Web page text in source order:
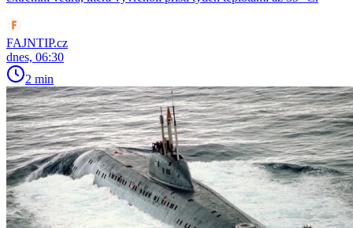
FAJNTIP.cz
dnes, 06:30
2 min